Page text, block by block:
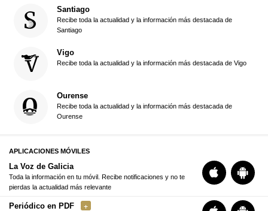
Santiago
Recibe toda la actualidad y la información más destacada de
Santiago
Vigo
Recibe toda la actualidad y la información más destacada de Vigo
Ourense
Recibe toda la actualidad y la información más destacada de
Ourense
APLICACIONES MÓVILES
La Voz de Galicia
Toda la información en tu móvil. Recibe notificaciones y no te
pierdas la actualidad más relevante
Periódico en PDF